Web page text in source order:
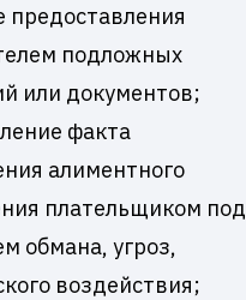
предоставления
подложных
или документов;
факта
алиментного
плательщиком под
обмана, угроз,
воздействия;